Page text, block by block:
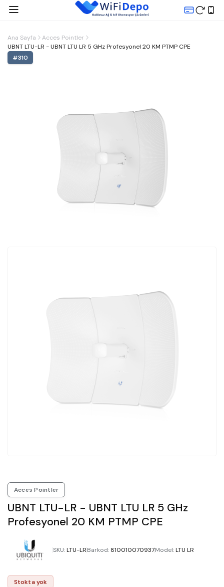
Ana Sayfa
Acces Pointler
UBNT LTU-LR - UBNT LTU LR 5 GHz Profesyonel 20 KM PTMP CPE
#310
Acces Pointler
UBNT LTU-LR - UBNT LTU LR 5 GHz
Profesyonel 20 KM PTMP CPE
SKU:LTU-LRBarkod: 810010070937Model:LTU LR
Stokta yok